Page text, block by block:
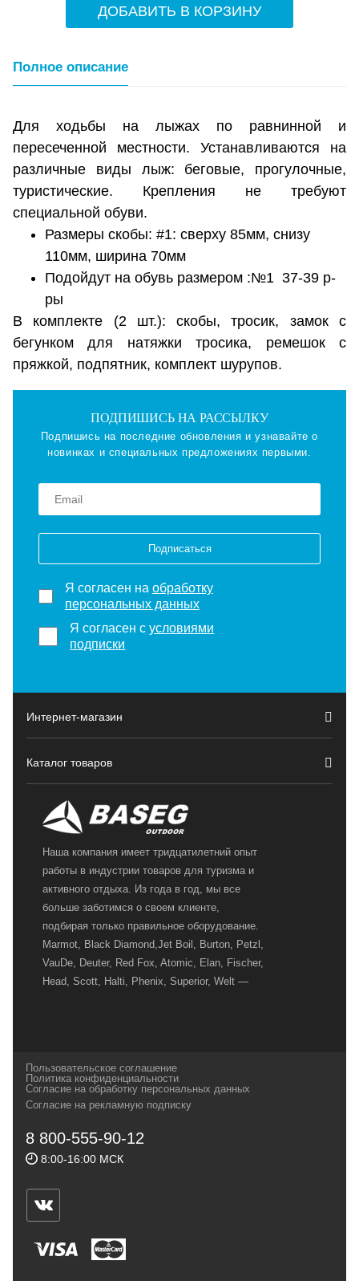
ДОБАВИТЬ В КОРЗИНУ
Полное описание
Для ходьбы на лыжах по равнинной и
пересеченной местности. Устанавливаются на
различные виды лыж: беговые, прогулочные,
туристические. Крепления не требуют
специальной обуви.
Размеры скобы: #1: сверху 85мм, снизу
110мм, ширина 70мм
Подойдут на обувь размером :№1 37-39 р-
ры
В комплекте (2 шт.): скобы, тросик, замок с
бегунком для натяжки тросика, ремешок с
пряжкой, подпятник, комплект шурупов.
ПОДПИШИСЬ НА РАССЫЛКУ
Подпишись на последние обновления и узнавайте о
новинках и специальных предложениях первыми.
Подписаться
Я согласен на обработку
персональных данных
Я согласен сусловиями
подписки
Интернет-магазин
Каталог товаров
Наша компания имеет тридцатилетний опыт
работы в индустрии товаров для туризма и
активного отдыха. Из года в год, мы все
больше заботимся о своем клиенте,
подбирая только правильное оборудование.
Marmot, Black Diamond,Jet Boil, Burton, Petzl,
VauDe, Deuter, Red Fox, Atomic, Elan, Fischer,
Head, Scott, Halti, Phenix, Superior, Welt —
и взыскательных путешественников,
спортсменов и отдыхающих.
Геннадьевич
ИНН 590300057023 ОГРН 304590319000121
ул.Советская, 25, магазин Басег.
Тел./факс (342) 2101242
Пользовательское соглашение
Политика конфиденциальности
Согласие на обработку персональных данных
Согласие на рекламную подписку
8 800-555-90-12
8:00-16:00 МСК